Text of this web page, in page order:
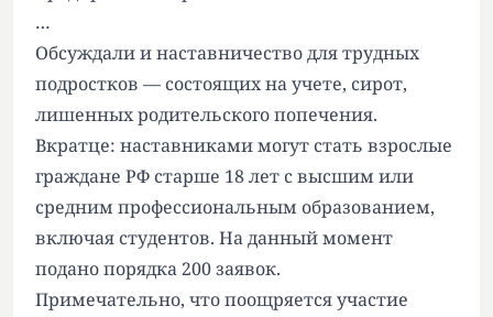
…
Обсуждали и наставничество для трудных
подростков — состоящих на учете, сирот,
лишенных родительского попечения.
Вкратце: наставниками могут стать взрослые
граждане РФ старше 18 лет с высшим или
средним профессиональным образованием,
включая студентов. На данный момент
подано порядка 200 заявок.
Примечательно, что поощряется участие